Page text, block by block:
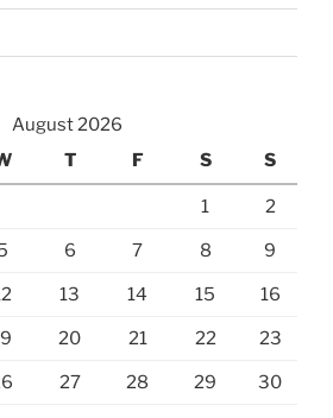
August 2026
T F S S
1 2
6 7 8 9
13 14 15 16
20 21 22 23
27 28 29 30